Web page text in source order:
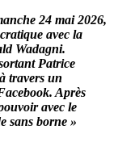
24 mai 2026,
avec la
Wadagni.
Patrice
travers un
Après
avec le
sans borne »